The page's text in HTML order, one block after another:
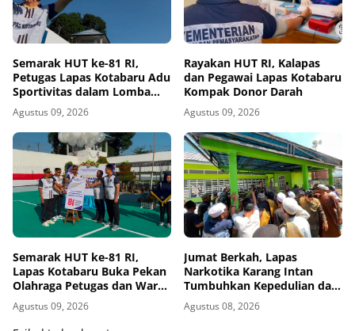
Semarak HUT ke-81 RI,
Petugas Lapas Kotabaru Adu
Sportivitas dalam Lomba
Voli
Agustus 09, 2026
Rayakan HUT RI, Kalapas
dan Pegawai Lapas Kotabaru
Kompak Donor Darah
Agustus 09, 2026
Semarak HUT ke-81 RI,
Lapas Kotabaru Buka Pekan
Olahraga Petugas dan Warga
Binaan
Agustus 09, 2026
Jumat Berkah, Lapas
Narkotika Karang Intan
Tumbuhkan Kepedulian dan
Kebersamaan
Agustus 08, 2026